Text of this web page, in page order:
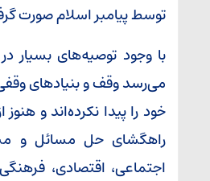
توسط پیامبر اسلام صورت
با وجود توصیه‌های بسیار
می‌رسد وقف و بنیادهای
خود را پیدا نکرده‌اند و
راهگشای حل مسائل و
اجتماعی، اقتصادی،